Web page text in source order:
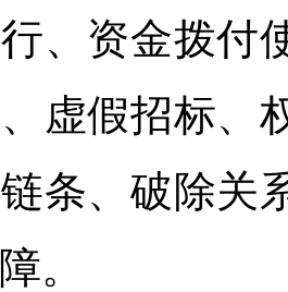
、资金拨付
虚假招标、
条、破除关
。